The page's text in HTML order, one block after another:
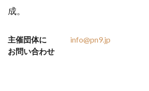
成。
主催団体に
お問い合わせ
info@pn9.jp